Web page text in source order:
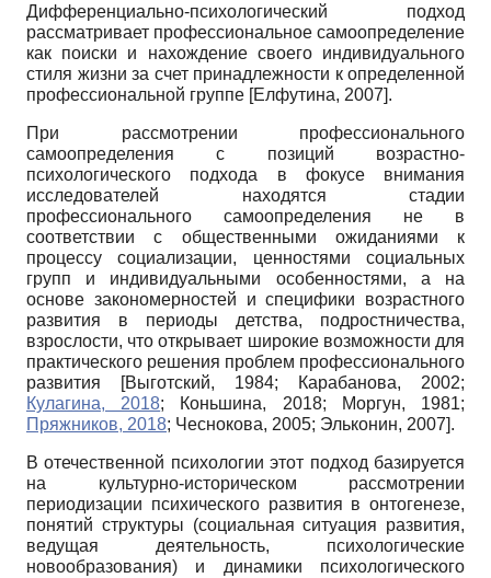
Дифференциально-психологический подход
рассматривает профессиональное самоопределение
как поиски и нахождение своего индивидуального
стиля жизни за счет принадлежности к определенной
профессиональной группе [Елфутина, 2007].
При рассмотрении профессионального
самоопределения с позиций возрастно-
психологического подхода в фокусе внимания
исследователей находятся стадии
профессионального самоопределения не в
соответствии с общественными ожиданиями к
процессу социализации, ценностями социальных
групп и индивидуальными особенностями, а на
основе закономерностей и специфики возрастного
развития в периоды детства, подростничества,
взрослости, что открывает широкие возможности для
практического решения проблем профессионального
развития
[Выготский, 1984; Карабанова, 2002;
Кулагина, 2018; Коньшина, 2018; Моргун, 1981;
Пряжников, 2018; Чеснокова, 2005; Эльконин, 2007].
В отечественной психологии этот подход базируется
на культурно-историческом рассмотрении
периодизации психического развития в онтогенезе,
понятий структуры (социальная ситуация развития,
ведущая деятельность, психологические
новообразования) и динамики психологического